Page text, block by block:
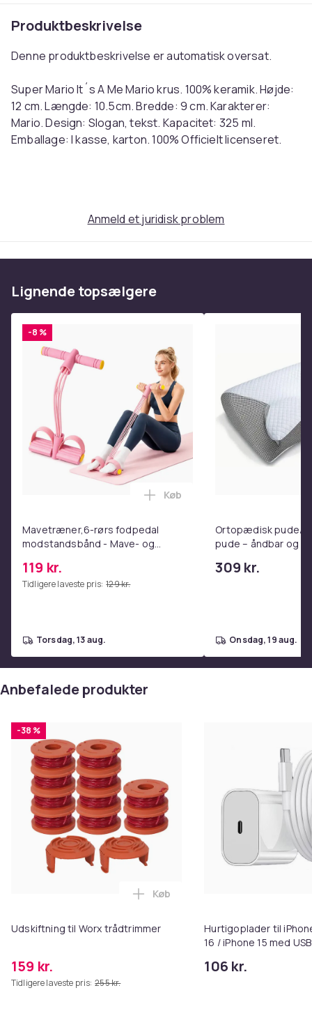
Produktbeskrivelse
Denne produktbeskrivelse er automatisk oversat.
Super Mario It´s A Me Mario krus. 100% keramik. Højde:
12 cm. Længde: 10.5cm. Bredde: 9 cm. Karakterer:
Mario. Design: Slogan, tekst. Kapacitet: 325 ml.
Emballage: I kasse, karton. 100% Officielt licenseret.
325ml. Packaging: Boxed, Cardboard. 100% Officially
Hvid/sort/rød
Størrelse
Einheitsgröße (EU)
Varenr.
21376701-49dd-4bef-b008-2aa82d0230e9
Produktsikkerhedsinformation
Anmeld et juridisk problem
Lignende topsælgere
-8 %
Mavetræner,6-rørs fodpedal
modstandsbånd - Mave- og
hjemmetræningscenter Pink
119 kr.
Tidligere laveste pris: 129 kr.
Læg Mavetræner,6-rørs
Køb
torsdag, 13 aug.
Ortopædisk pude/
pude – åndbar og
309 kr.
onsdag, 19 aug.
Anbefalede produkter
-38 %
Udskiftning til Worx trådtrimmer
159 kr.
Tidligere laveste pris: 255 kr.
Læg Udskiftning til Worx
Køb
Hurtigoplader til
16 / iPhone 15 med
106 kr.